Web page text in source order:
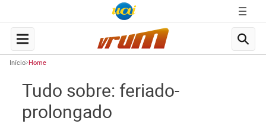
Início Home
Tudo sobre: feriado-
prolongado